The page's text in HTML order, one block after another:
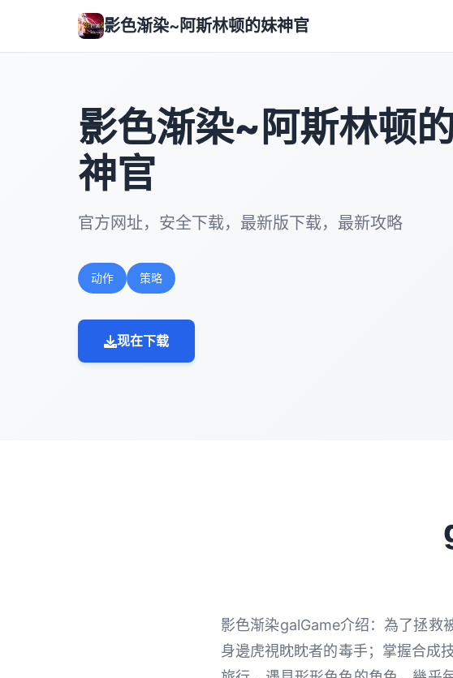
影色渐染~阿斯林顿的妹神官
影色渐染~阿斯林顿
神官
官方网址，安全下载，最新版下载，最新攻略
动作 策略
现在下载
影色渐染galGame介绍：為了拯救
身邊虎視眈眈者的毒手；掌握合成